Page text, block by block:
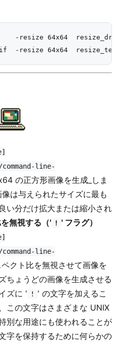
-resize 64x64
line-
の正方形画像を生成_しま
は与えられたサイズに最も
い分だけ拡大または縮小され
無視する（' ! ' フラグ）
line-
ペクト比を無視させて画像を
ちょうどの画像を生成させる
ズに '
!
' の文字を加えるこ
この文字はさまざまな UNIX
別な用途にも使われることが
字を保持するために何らかの